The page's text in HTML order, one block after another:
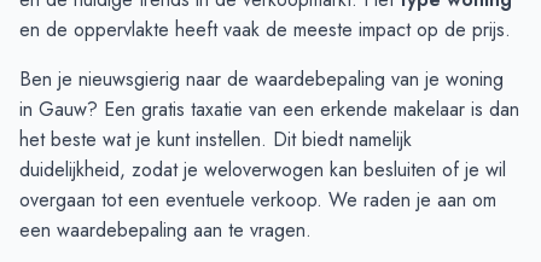
November € 375.000 € 350.000
Januari
€ 410.000€ 350.000
Februari
€ 410.000€ 407.000
Maart
€ 410.000€ 407.000
April
-
€ 407.000
Mei
-
-
Juni
€ 484.333 -
en de oppervlakte heeft vaak de meeste impact op de prijs.
Ben je nieuwsgierig naar de waardebepaling van je woning
in Gauw? Een gratis taxatie van een erkende makelaar is dan
het beste wat je kunt instellen. Dit biedt namelijk
duidelijkheid, zodat je weloverwogen kan besluiten of je wil
overgaan tot een eventuele verkoop. We raden je aan om
een waardebepaling aan te vragen.